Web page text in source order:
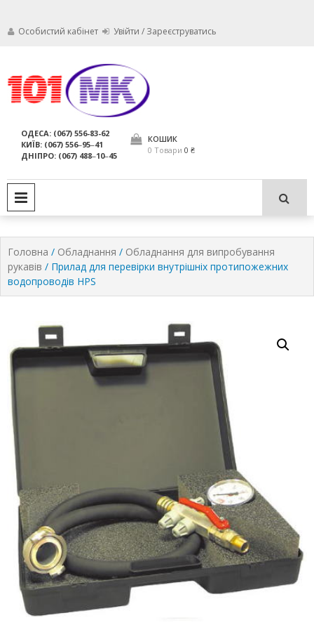
Особистий кабінет Увійти / Зареєструватись
компанія МАРКО
використання за призначенням.
ОДЕСА: (067) 556-83-62
КИЇВ: (067) 556‒95‒41
ДНІПРО: (067) 488‒10‒45
КОШИК
0 Товари 0 ₴
Головна / Обладнання / Обладнання для випробування
рукавів / Прилад для перевірки внутрішніх протипожежних
водопроводів HPS